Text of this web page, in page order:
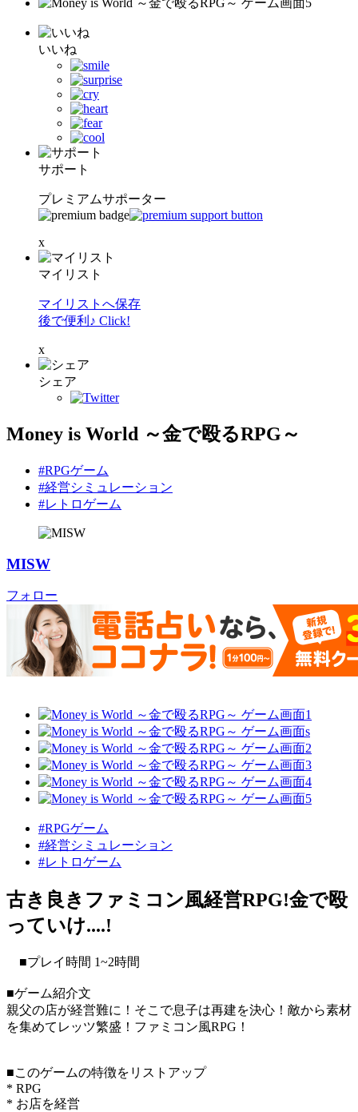
いいね
サポート
プレミアムサポーター
x
マイリスト
マイリストへ保存
後で便利♪ Click!
x
シェア
Money is World ～金で殴るRPG～
#RPGゲーム
#経営シミュレーション
#レトロゲーム
MISW
フォロー
#RPGゲーム
#経営シミュレーション
#レトロゲーム
古き良きファミコン風経営RPG!金で殴
っていけ....!
■プレイ時間 1~2時間
■ゲーム紹介文
親父の店が経営難に！そこで息子は再建を決心！敵から素材
を集めてレッツ繁盛！ファミコン風RPG！
■このゲームの特徴をリストアップ
* RPG
* お店を経営